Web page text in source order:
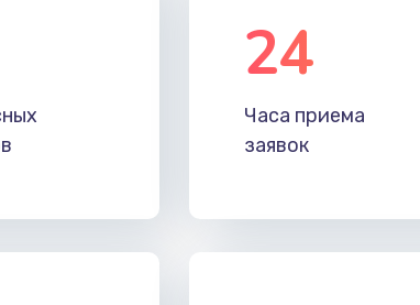
24
Часа приема
заявок